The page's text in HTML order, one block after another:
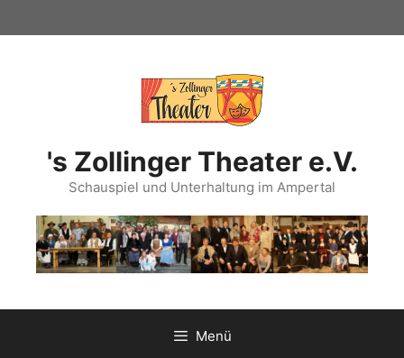
Inhalt
's Zollinger Theater e.V.
Schauspiel und Unterhaltung im Ampertal
Menü